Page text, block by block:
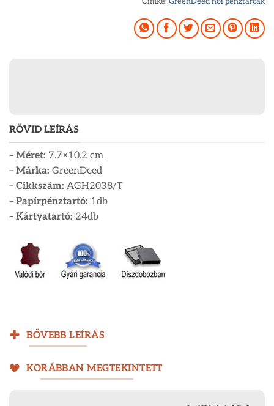
RÖVID LEÍRÁS
– Méret: 7.7×10.2 cm
– Márka: GreenDeed
– Cikkszám: AGH2038/T
– Papírpénztartó: 1db
– Kártyatartó: 24db
BŐVEBB LEÍRÁS
KORÁBBAN MEGTEKINTETT